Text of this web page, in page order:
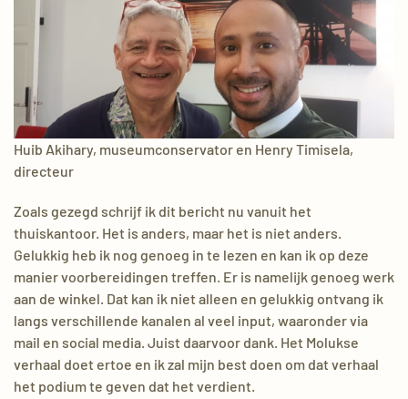
Huib Akihary, museumconservator en Henry Timisela,
directeur
Zoals gezegd schrijf ik dit bericht nu vanuit het
thuiskantoor. Het is anders, maar het is niet anders.
Gelukkig heb ik nog genoeg in te lezen en kan ik op deze
manier voorbereidingen treffen. Er is namelijk genoeg werk
aan de winkel. Dat kan ik niet alleen en gelukkig ontvang ik
langs verschillende kanalen al veel input, waaronder via
mail en social media. Juist daarvoor dank. Het Molukse
verhaal doet ertoe en ik zal mijn best doen om dat verhaal
het podium te geven dat het verdient.